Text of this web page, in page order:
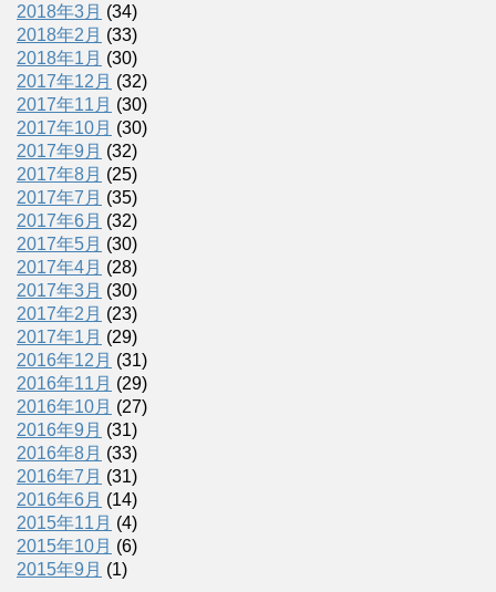
2018年3月 (34)
2018年2月 (33)
2018年1月 (30)
2017年12月 (32)
2017年11月 (30)
2017年10月 (30)
2017年9月 (32)
2017年8月 (25)
2017年7月 (35)
2017年6月 (32)
2017年5月 (30)
2017年4月 (28)
2017年3月 (30)
2017年2月 (23)
2017年1月 (29)
2016年12月 (31)
2016年11月 (29)
2016年10月 (27)
2016年9月 (31)
2016年8月 (33)
2016年7月 (31)
2016年6月 (14)
2015年11月 (4)
2015年10月 (6)
2015年9月 (1)